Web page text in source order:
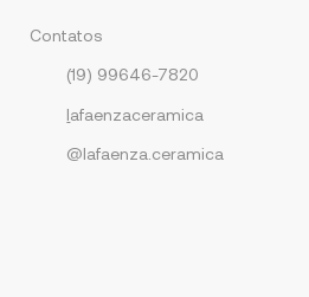
lafaenzaceramica
@lafaenza.ceramica
(19) 99646-7820
Contatos